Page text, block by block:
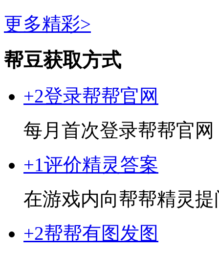
更多精彩>
帮豆获取方式
+2登录帮帮官网
每月首次登录帮帮官
+1评价精灵答案
在游戏内向帮帮精灵
+2帮帮有图发图